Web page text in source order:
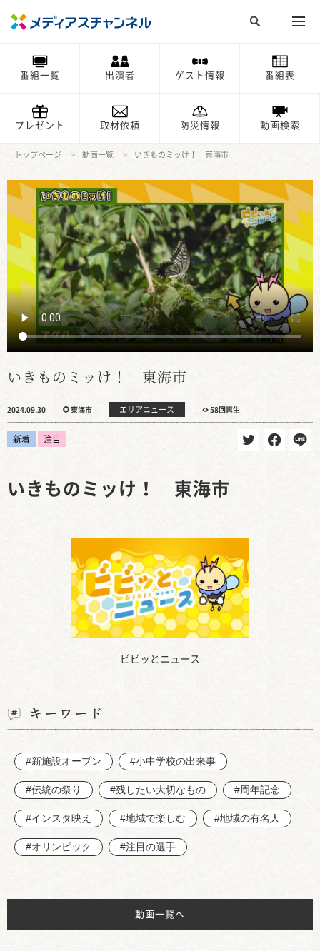
番組一覧 出演者 ゲスト情報 番組表
プレゼント 取材依頼 防災情報 動画検索
トップページ 動画一覧 いきものミッけ！ 東海市
いきものミッけ！ 東海市
2024.09.30 東海市 エリアニュース 58回再生
新着 注目
ビビッとニュース
いきものミッけ！ 東海市
キーワード
#新施設オープン #小中学校の出来事
#伝統の祭り #残したい大切なもの #周年記念
#インスタ映え #地域で楽しむ #地域の有名人
#オリンピック #注目の選手
動画一覧へ